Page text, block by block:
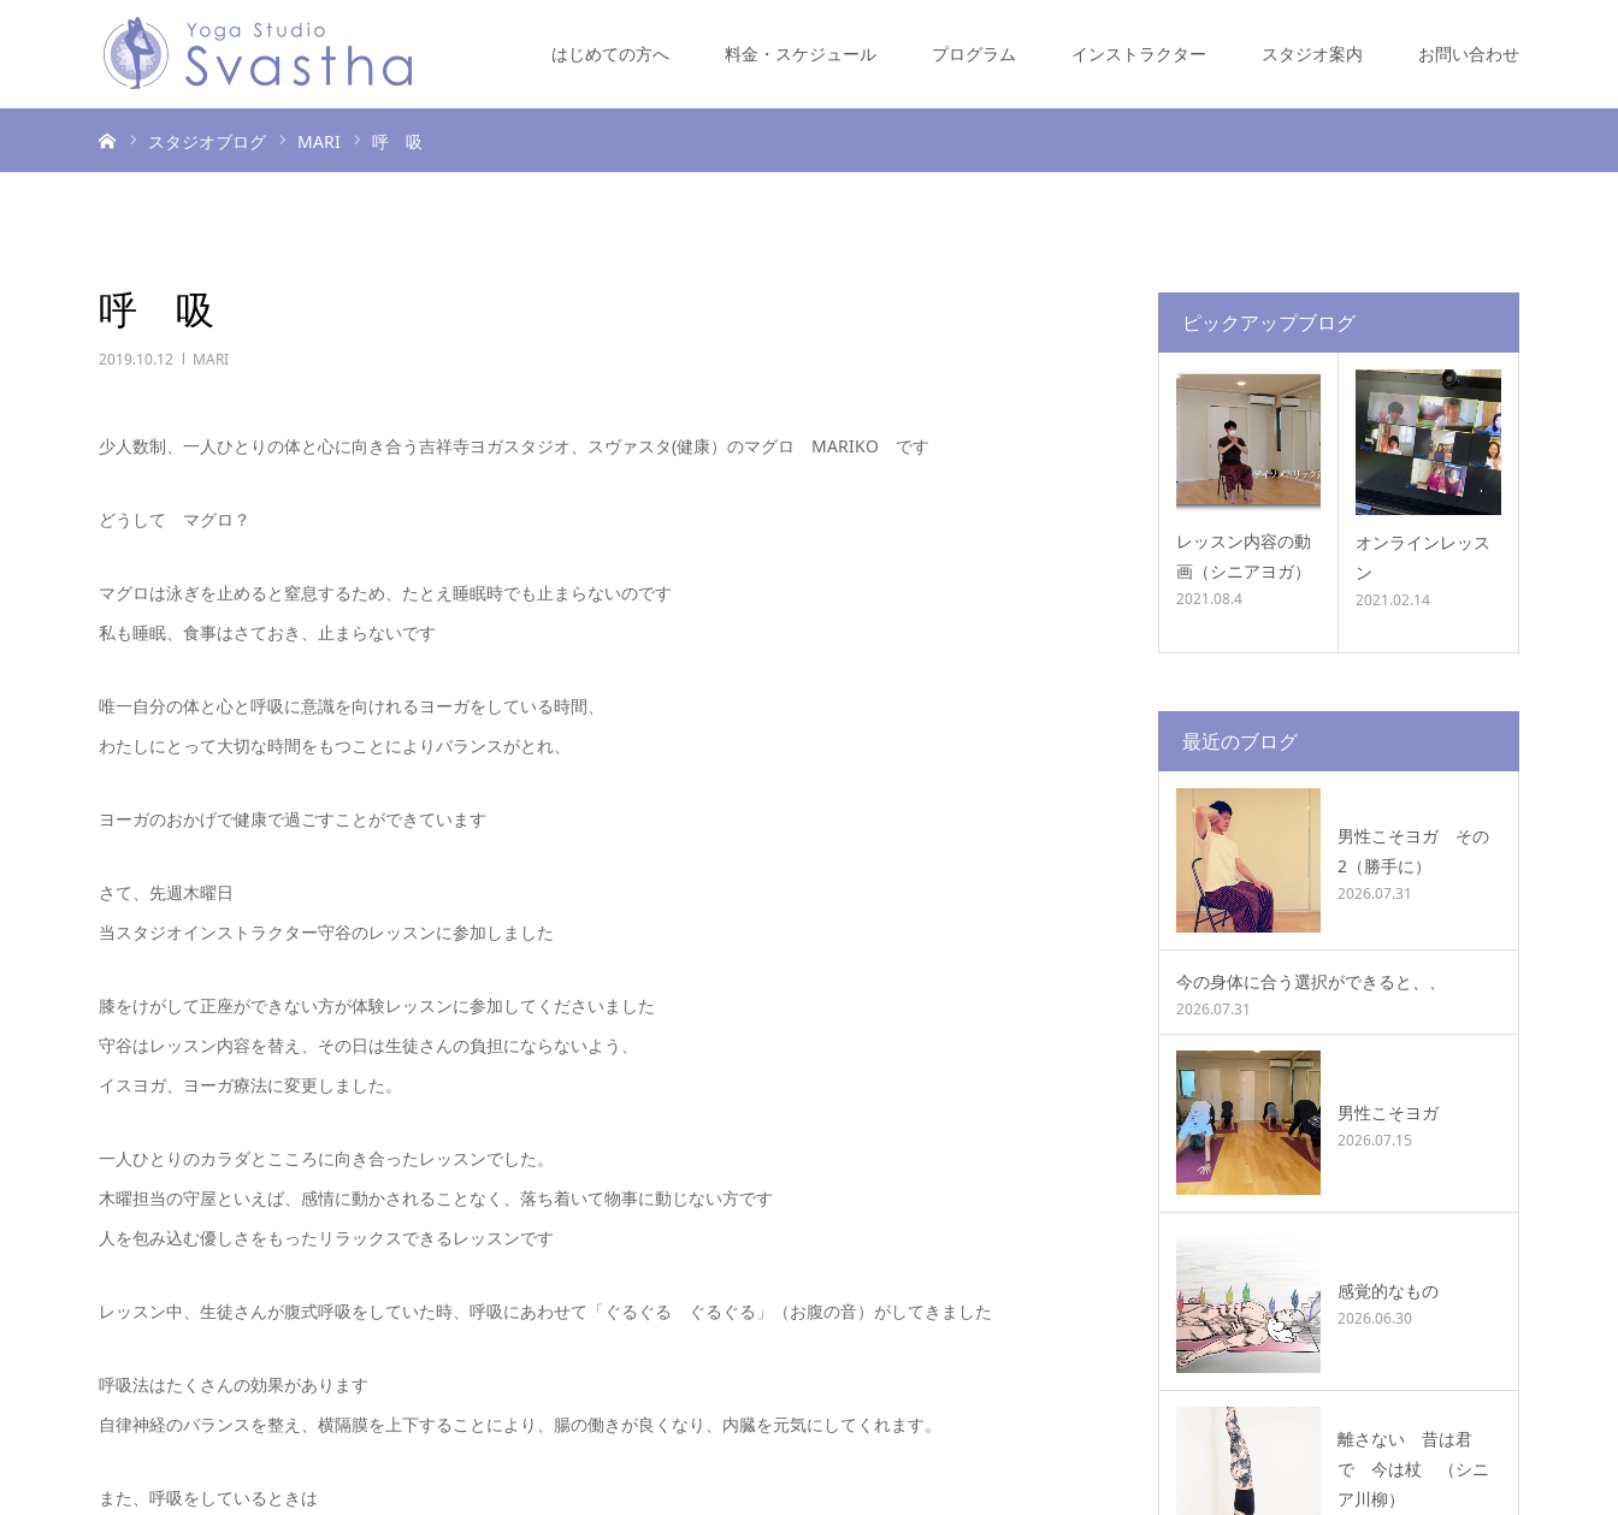
はじめての方へ 料金・スケジュール プログラム インストラクター スタジオ案内 お問い合わせ
スタジオブログ MARI 呼 吸
呼 吸
2019.10.12 MARI
少人数制、一人ひとりの体と心に向き合う吉祥寺ヨガスタジオ、スヴァスタ(健康）のマグロ MARIKO です
どうして マグロ？
マグロは泳ぎを止めると窒息するため、たとえ睡眠時でも止まらないのです
私も睡眠、食事はさておき、止まらないです
唯一自分の体と心と呼吸に意識を向けれるヨーガをしている時間、
わたしにとって大切な時間をもつことによりバランスがとれ、
ヨーガのおかげで健康で過ごすことができています
さて、先週木曜日
当スタジオインストラクター守谷のレッスンに参加しました
膝をけがして正座ができない方が体験レッスンに参加してくださいました
守谷はレッスン内容を替え、その日は生徒さんの負担にならないよう、
イスヨガ、ヨーガ療法に変更しました。
一人ひとりのカラダとこころに向き合ったレッスンでした。
木曜担当の守屋といえば、感情に動かされることなく、落ち着いて物事に動じない方です
人を包み込む優しさをもったリラックスできるレッスンです
レッスン中、生徒さんが腹式呼吸をしていた時、呼吸にあわせて「ぐるぐる ぐるぐる」（お腹の音）がしてきました
呼吸法はたくさんの効果があります
自律神経のバランスを整え、横隔膜を上下することにより、腸の働きが良くなり、内臓を元気にしてくれます。
また、呼吸をしているときは
ピックアップブログ
レッスン内容の動
画（シニアヨガ）
2021.08.4
オンラインレッス
ン
2021.02.14
最近のブログ
男性こそヨガ その
2（勝手に）
2026.07.31
今の身体に合う選択ができると、、
2026.07.31
男性こそヨガ
2026.07.15
感覚的なもの
2026.06.30
離さない 昔は君
で 今は杖 （シニ
ア川柳）